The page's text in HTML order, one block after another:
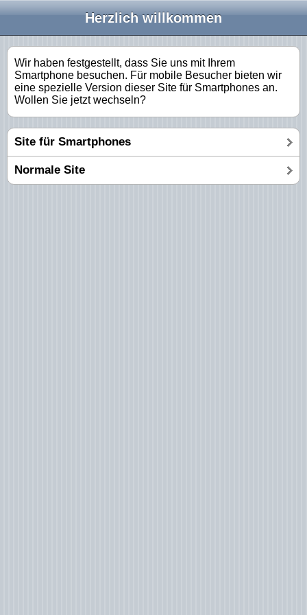
Herzlich willkommen
Wir haben festgestellt, dass Sie uns mit Ihrem
Smartphone besuchen. Für mobile Besucher bieten wir
eine spezielle Version dieser Site für Smartphones an.
Wollen Sie jetzt wechseln?
Site für Smartphones
Normale Site